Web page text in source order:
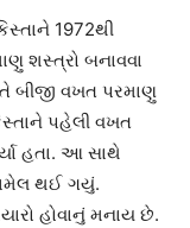
1972થી
શસ્ત્રો બનાવવા
બીજી વખત પરમાણુ
પહેલી વખત
હતા. આ સાથે
થઈ ગયું.
હોવાનું મનાય છે.